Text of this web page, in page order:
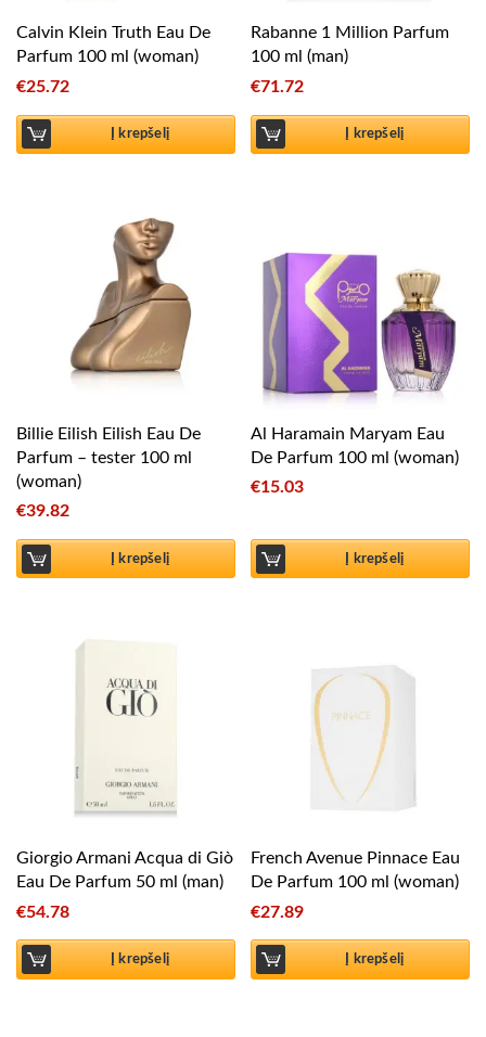
Calvin Klein Truth Eau De
Parfum 100 ml (woman)
€25.72
Į krepšelį
Rabanne 1 Million Parfum
100 ml (man)
€71.72
Į krepšelį
Billie Eilish Eilish Eau De
Parfum – tester 100 ml
(woman)
€39.82
Į krepšelį
Al Haramain Maryam Eau
De Parfum 100 ml (woman)
€15.03
Į krepšelį
Giorgio Armani Acqua di Giò
Eau De Parfum 50 ml (man)
€54.78
Į krepšelį
French Avenue Pinnace Eau
De Parfum 100 ml (woman)
€27.89
Į krepšelį